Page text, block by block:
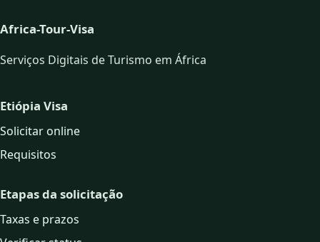
Africa-Tour-Visa
Serviços Digitais de Turismo em África
Etiópia Visa
Solicitar online
Requisitos
Etapas da solicitação
Taxas e prazos